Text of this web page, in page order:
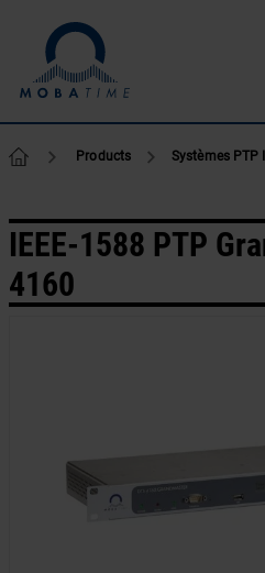
Products Systèmes PTP
IEEE-1588 PTP
4160